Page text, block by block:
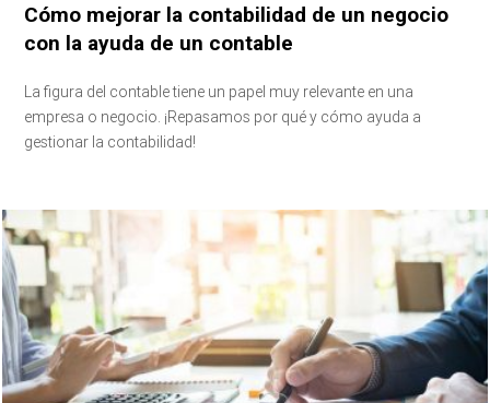
Cómo mejorar la contabilidad de un negocio
con la ayuda de un contable
La figura del contable tiene un papel muy relevante en una
empresa o negocio. ¡Repasamos por qué y cómo ayuda a
gestionar la contabilidad!